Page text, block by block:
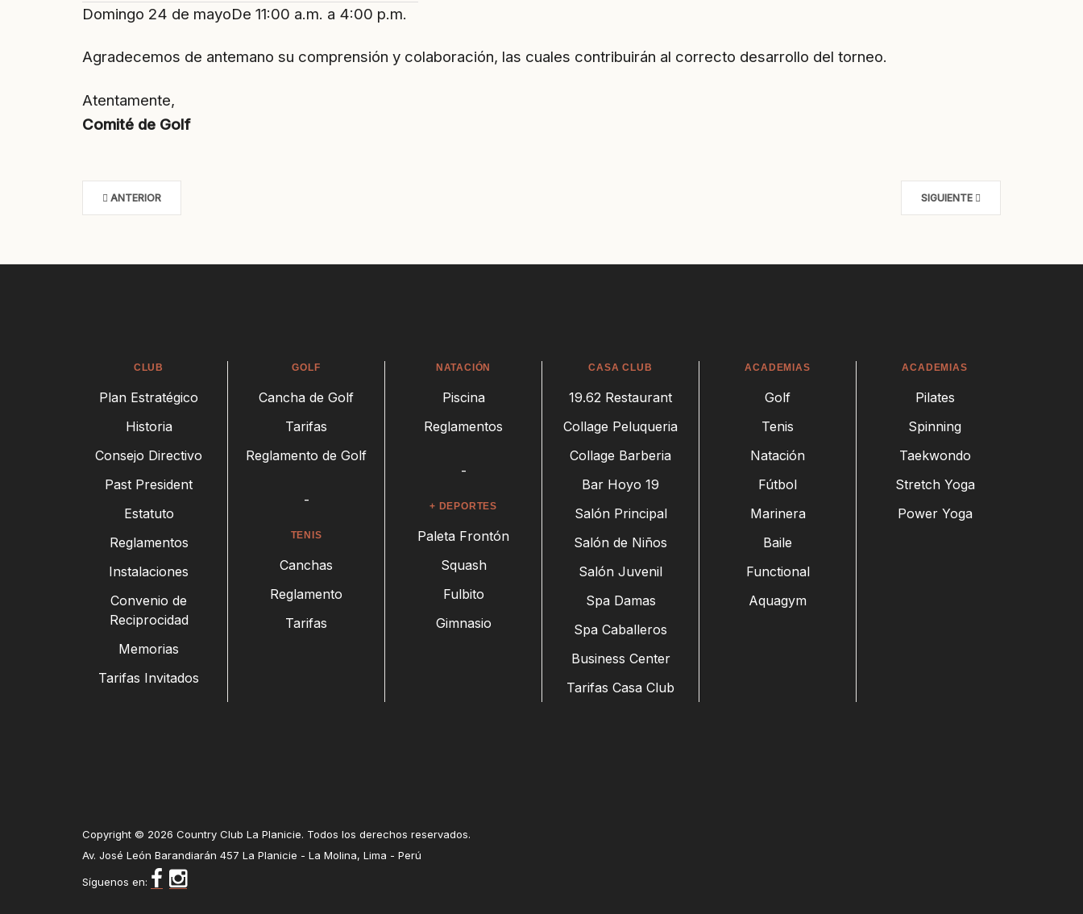
Domingo 24 de mayoDe 11:00 a.m. a 4:00 p.m.
Agradecemos de antemano su comprensión y colaboración, las cuales contribuirán al correcto desarrollo del torneo.
Atentamente,
Comité de Golf
ANTERIOR SIGUIENTE
CLUB
Plan Estratégico
Historia
Consejo Directivo
Past President
Estatuto
Reglamentos
Instalaciones
Convenio de
Reciprocidad
Memorias
Tarifas Invitados
GOLF
Cancha de Golf
Tarifas
Reglamento de Golf
-
TENIS
Canchas
Reglamento
Tarifas
NATACIÓN
Piscina
Reglamentos
-
+ DEPORTES
Paleta Frontón
Squash
Fulbito
Gimnasio
CASA CLUB
19.62 Restaurant
Collage Peluqueria
Collage Barberia
Bar Hoyo 19
Salón Principal
Salón de Niños
Salón Juvenil
Spa Damas
Spa Caballeros
Business Center
Tarifas Casa Club
ACADEMIAS
Golf
Tenis
Natación
Fútbol
Marinera
Baile
Functional
Aquagym
ACADEMIAS
Pilates
Spinning
Taekwondo
Stretch Yoga
Power Yoga
Copyright © 2026 Country Club La Planicie. Todos los derechos reservados.
Av. José León Barandiarán 457 La Planicie - La Molina, Lima - Perú
Síguenos en: